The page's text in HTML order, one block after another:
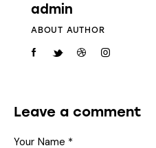
admin
ABOUT AUTHOR
Leave a comment